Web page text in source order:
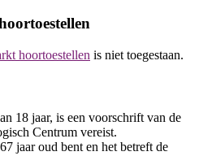
hoortoestellen is niet toegestaan.
18 jaar, is een voorschrift van de
Centrum vereist.
jaar oud bent en het betreft de